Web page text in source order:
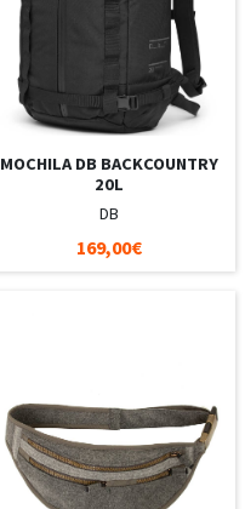
MOCHILA DB BACKCOUNTRY
20L
DB
169,00€